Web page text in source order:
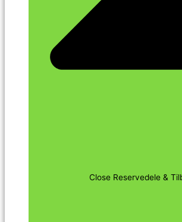
Close Reservedele &